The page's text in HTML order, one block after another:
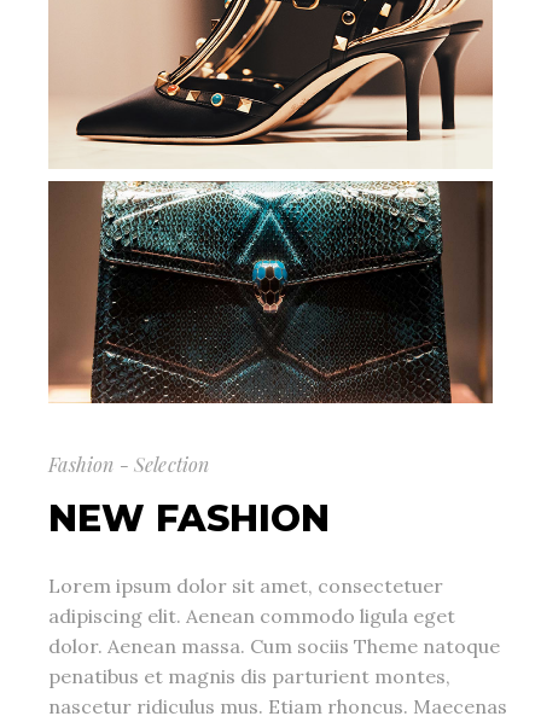
Fashion - Selection
NEW FASHION
Lorem ipsum dolor sit amet, consectetuer
adipiscing elit. Aenean commodo ligula eget
dolor. Aenean massa. Cum sociis Theme natoque
penatibus et magnis dis parturient montes,
nascetur ridiculus mus. Etiam rhoncus. Maecenas